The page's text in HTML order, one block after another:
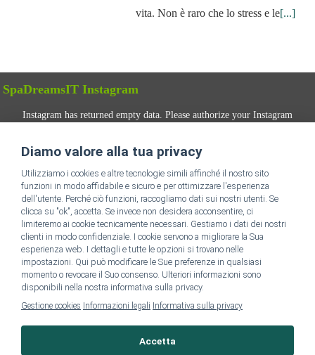
vita. Non è raro che lo stress e le[...]
SpaDreamsIT Instagram
Instagram has returned empty data. Please authorize your Instagram
SEGUICI
Vai alla homepage di SpaDreams IT
Informazioni Legali
Diamo valore alla tua privacy
Utilizziamo i cookies e altre tecnologie simili affinché il nostro sito
funzioni in modo affidabile e sicuro e per ottimizzare l'esperienza
dell'utente. Perché ciò funzioni, raccogliamo dati sui nostri utenti. Se
clicca su "ok", accetta. Se invece non desidera acconsentire, ci
limiteremo ai cookie tecnicamente necessari. Gestiamo i dati dei nostri
clienti in modo confidenziale. I cookie servono a migliorare la Sua
esperienza web. I dettagli e tutte le opzioni si trovano nelle
impostazioni. Qui può modificare le Sue preferenze in qualsiasi
momento o revocare il Suo consenso. Ulteriori informazioni sono
disponibili nella nostra informativa sulla privacy.
Gestione cookies Informazioni legali Informativa sulla privacy
Accetta